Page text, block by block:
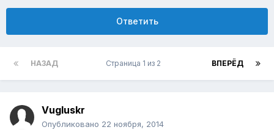
Ответить
НАЗАД ВПЕРЁД
Страница 1 из 2
Vugluskr
Опубликовано 22 ноября, 2014